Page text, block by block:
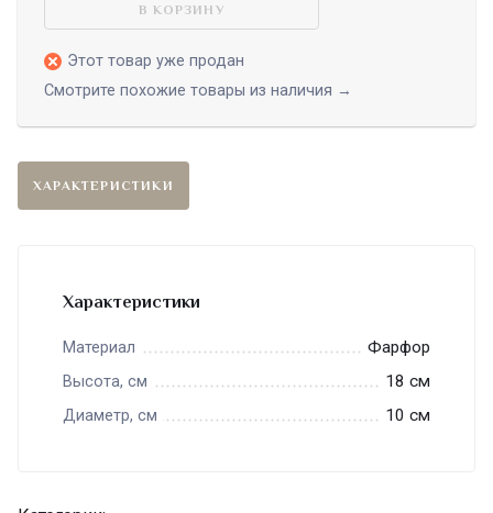
В КОРЗИНУ
Этот товар уже продан
Смотрите похожие товары из наличия →
ХАРАКТЕРИСТИКИ
Характеристики
Материал Фарфор
Высота, см 18 см
Диаметр, см 10 см